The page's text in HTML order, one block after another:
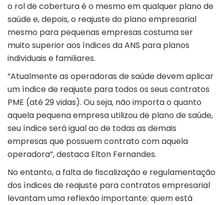
o rol de cobertura é o mesmo em qualquer plano de
saúde e, depois, o reajuste do plano empresarial
mesmo para pequenas empresas costuma ser
muito superior aos índices da ANS para planos
individuais e familiares.
“Atualmente as operadoras de saúde devem aplicar
um índice de reajuste para todos os seus contratos
PME (até 29 vidas). Ou seja, não importa o quanto
aquela pequena empresa utilizou de plano de saúde,
seu índice será igual ao de todas as demais
empresas que possuem contrato com aquela
operadora”, destaca Elton Fernandes.
No entanto, a falta de fiscalização e regulamentação
dos índices de reajuste para contratos empresarial
levantam uma reflexão importante: quem está